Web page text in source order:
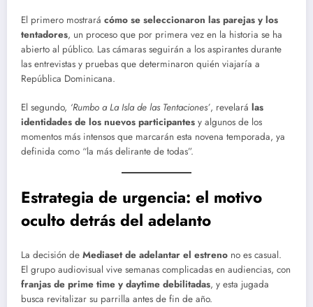
El primero mostrará cómo se seleccionaron las parejas y los
tentadores, un proceso que por primera vez en la historia se ha
abierto al público. Las cámaras seguirán a los aspirantes durante
las entrevistas y pruebas que determinaron quién viajaría a
República Dominicana.
El segundo, ‘Rumbo a La Isla de las Tentaciones’, revelará las
identidades de los nuevos participantes y algunos de los
momentos más intensos que marcarán esta novena temporada, ya
definida como “la más delirante de todas”.
Estrategia de urgencia: el motivo
oculto detrás del adelanto
La decisión de Mediaset de adelantar el estreno no es casual.
El grupo audiovisual vive semanas complicadas en audiencias, con
franjas de prime time y daytime debilitadas, y esta jugada
busca revitalizar su parrilla antes de fin de año.